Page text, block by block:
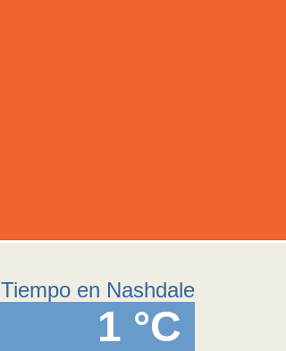
Tiempo en Nashdale
1 °C